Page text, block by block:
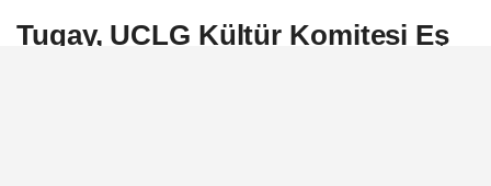
Tugay, UCLG Kültür Komitesi Eş